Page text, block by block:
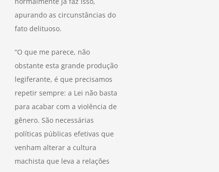
apurando as circunstâncias do
fato delituoso.
“O que me parece, não
obstante esta grande produção
legiferante, é que precisamos
repetir sempre: a Lei não basta
para acabar com a violência de
gênero. São necessárias
políticas públicas efetivas que
venham alterar a cultura
machista que leva a relações